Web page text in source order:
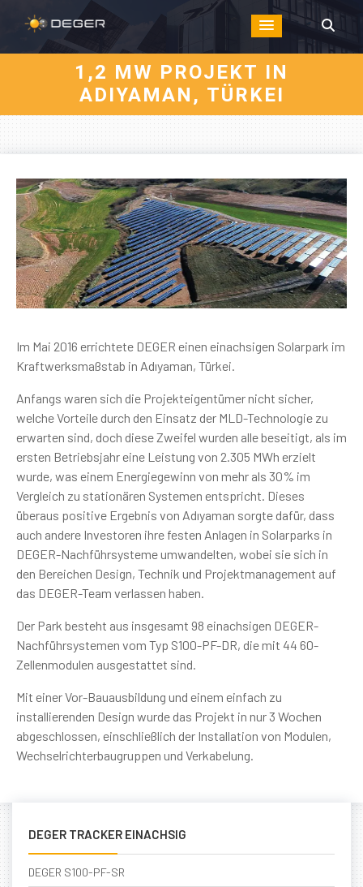
1,2 MW PROJEKT IN
ADIYAMAN, TÜRKEI
Im Mai 2016 errichtete DEGER einen einachsigen Solarpark im
Kraftwerksmaßstab in Adıyaman, Türkei.
Anfangs waren sich die Projekteigentümer nicht sicher,
welche Vorteile durch den Einsatz der MLD-Technologie zu
erwarten sind, doch diese Zweifel wurden alle beseitigt, als im
ersten Betriebsjahr eine Leistung von 2.305 MWh erzielt
wurde, was einem Energiegewinn von mehr als 30% im
Vergleich zu stationären Systemen entspricht. Dieses
überaus positive Ergebnis von Adıyaman sorgte dafür, dass
auch andere Investoren ihre festen Anlagen in Solarparks in
DEGER-Nachführsysteme umwandelten, wobei sie sich in
den Bereichen Design, Technik und Projektmanagement auf
das DEGER-Team verlassen haben.
Der Park besteht aus insgesamt 98 einachsigen DEGER-
Nachführsystemen vom Typ S100-PF-DR, die mit 44 60-
Zellenmodulen ausgestattet sind.
Mit einer Vor-Bauausbildung und einem einfach zu
installierenden Design wurde das Projekt in nur 3 Wochen
abgeschlossen, einschließlich der Installation von Modulen,
Wechselrichterbaugruppen und Verkabelung.
DEGER TRACKER EINACHSIG
DEGER S100-PF-SR